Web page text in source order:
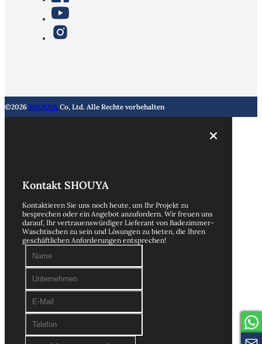
©2026 SHOUYA Co, Ltd. Alle Rechte vorbehalten
Kontakt SHOUYA
Kontaktieren Sie uns noch heute, um Ihr Projekt zu
besprechen oder ein Angebot anzufordern. Wir freuen uns
darauf, Ihr vertrauenswürdiger Lieferant von Badezimmer-
Waschtischen zu sein und Lösungen zu bieten, die Ihren
geschäftlichen Anforderungen entsprechen!